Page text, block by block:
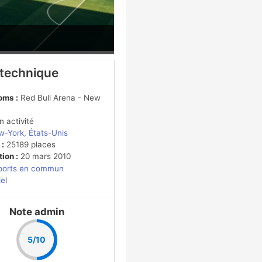
: Red Bull Arena - New
activité
York, États-Unis
25189 places
: 20 mars 2010
en commun
Note admin
5/10